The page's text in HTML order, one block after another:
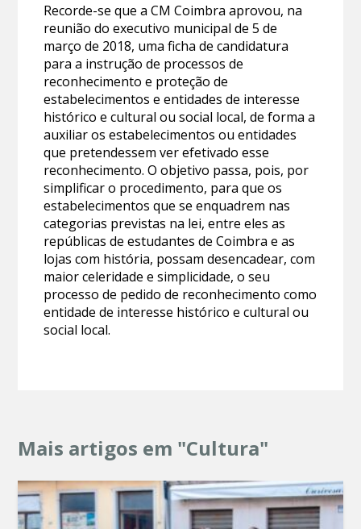
Recorde-se que a CM Coimbra aprovou, na
reunião do executivo municipal de 5 de
março de 2018, uma ficha de candidatura
para a instrução de processos de
reconhecimento e proteção de
estabelecimentos e entidades de interesse
histórico e cultural ou social local, de forma a
auxiliar os estabelecimentos ou entidades
que pretendessem ver efetivado esse
reconhecimento. O objetivo passa, pois, por
simplificar o procedimento, para que os
estabelecimentos que se enquadrem nas
categorias previstas na lei, entre eles as
repúblicas de estudantes de Coimbra e as
lojas com história, possam desencadear, com
maior celeridade e simplicidade, o seu
processo de pedido de reconhecimento como
entidade de interesse histórico e cultural ou
social local.
Mais artigos em "Cultura"